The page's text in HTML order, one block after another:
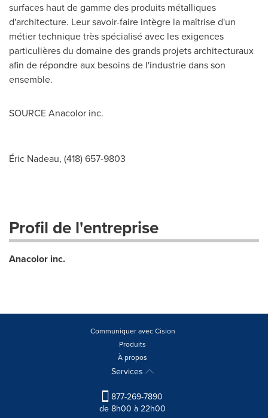
surfaces haut de gamme des produits métalliques
d'architecture. Leur savoir-faire intègre la maîtrise d'un
métier technique très spécialisé avec les exigences
particulières du domaine des grands projets architecturaux
afin de répondre aux besoins de l'industrie dans son
ensemble.
SOURCE Anacolor inc.
Éric Nadeau, (418) 657-9803
Profil de l'entreprise
Anacolor inc.
Communiquer avec Cision
Produits
À propos
Services
877-269-7890
de 8h00 à 22h00